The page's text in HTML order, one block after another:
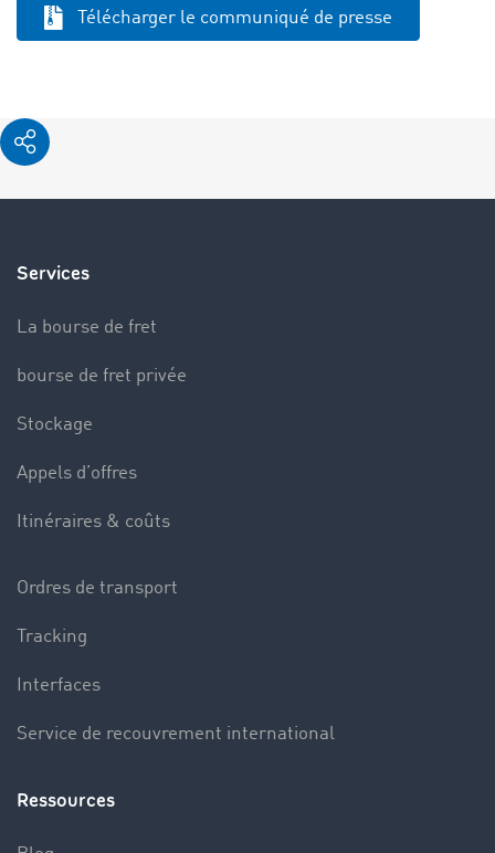
Télécharger le communiqué de presse
Services
La bourse de fret
bourse de fret privée
Stockage
Appels d’offres
Itinéraires & coûts
Ordres de transport
Tracking
Interfaces
Service de recouvrement international
Ressources